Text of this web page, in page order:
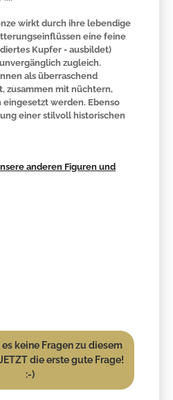
wirkt durch ihre lebendige
eine feine
Kupfer - ausbildet)
zugleich.
als überraschend
zusammen mit nüchtern,
eingesetzt werden. Ebenso
einer stilvoll historischen
anderen Figuren und
keine Fragen zu diesem
die erste gute Frage!
:-)